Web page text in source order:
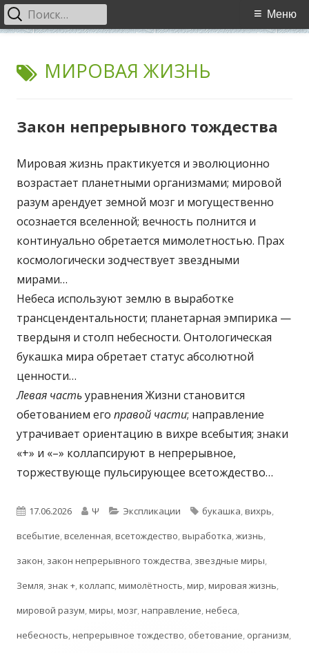
содержимому
Взаимодействие
Основное
Меню
Найти:
МЕТКА:
МИРОВАЯ ЖИЗНЬ
Закон непрерывного тождества
Мировая жизнь практикуется и эволюционно
возрастает планетными организмами; мировой
разум арендует земной мозг и могущественно
осознается вселенной; вечность полнится и
континуально обретается мимолетностью. Прах
космологически зодчествует звездными
мирами…
Небеса используют землю в выработке
трансцендентальности; планетарная эмпирика —
твердыня и столп небесности. Онтологическая
букашка мира обретает статус абсолютной
ценности…
Левая частьуравнения Жизни становится
обетованием его правой части; направление
утрачивает ориентацию в вихре всебытия; знаки
«+» и «–» коллапсируют в непрерывное,
торжествующе пульсирующее всетождество…
Опубликовано
17.06.2026 Автор
Ψ Рубрики
Экспликации Метки
букашка,вихрь,
всебытие,вселенная,всетождество,выработка,жизнь,
закон, закон непрерывного тождества, звездные миры,
Земля, знак +,коллапс,мимолётность,мир,мировая жизнь,
мировой разум,миры,мозг,направление,небеса,
небесность,непрерывное тождество, обетование, организм,